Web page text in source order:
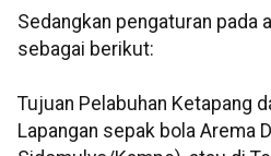
Sedangkan pengaturan pada
sebagai berikut:
Tujuan Pelabuhan Ketapang
Lapangan sepak bola Arema